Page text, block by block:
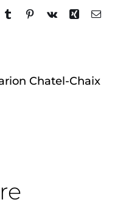
TumblrPinterest
Vk Xing Email
Chatel-Chaix